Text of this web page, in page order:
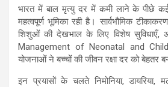
भारत में बाल मृत्यु दर में कमी लाने के पीछे
महत्वपूर्ण भूमिका रही है। सार्वभौमिक
शिशुओं की देखभाल के लिए विशेष सुविधाएँ,
Management of Neonatal and
योजनाओं ने बच्चों की जीवन रक्षा दर को बेहतर
इन प्रयासों के चलते निमोनिया,